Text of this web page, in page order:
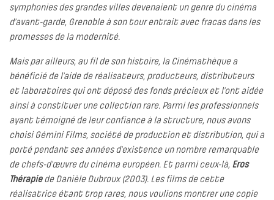
symphonies des grandes villes devenaient un genre du cinéma
d’avant-garde, Grenoble à son tour entrait avec fracas dans les
promesses de la modernité.
Mais par ailleurs, au fil de son histoire, la Cinémathèque a
bénéficié de l’aide de réalisateurs, producteurs, distributeurs
et laboratoires qui ont déposé des fonds précieux et l’ont aidée
ainsi à constituer une collection rare. Parmi les professionnels
ayant témoigné de leur confiance à la structure, nous avons
choisi Gémini Films, société de production et distribution, qui a
porté pendant ses années d’existence un nombre remarquable
de chefs-d’œuvre du cinéma européen. Et parmi ceux-là, Eros
Thérapiede Danièle Dubroux (2003). Les films de cette
réalisatrice étant trop rares, nous voulions montrer une copie